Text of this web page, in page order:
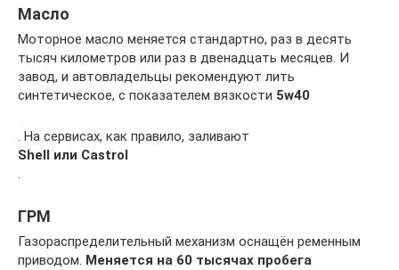
Масло
Моторное масло меняется стандартно, раз в десять
тысяч километров или раз в двенадцать месяцев. И
завод, и автовладельцы рекомендуют лить
синтетическое, с показателем вязкости 5w40
. На сервисах, как правило, заливают
Shell или Castrol
.
ГРМ
Газораспределительный механизм оснащён ременным
приводом. Меняется на 60 тысячах пробега